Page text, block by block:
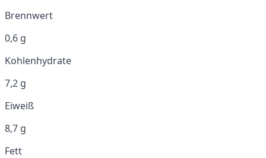
Brennwert
0,6 g
Kohlenhydrate
7,2 g
Eiweiß
8,7 g
Fett